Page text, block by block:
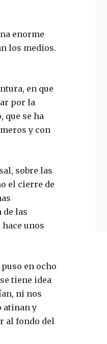
enorme
los medios.
en que
por la
que se ha
y con
sobre las
el cierre de
de las
unos
en ocho
tiene idea
ni nos
atinan y
al fondo del